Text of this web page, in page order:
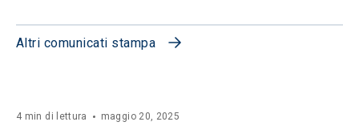
Altri comunicati stampa
4 min di lettura maggio 20, 2025